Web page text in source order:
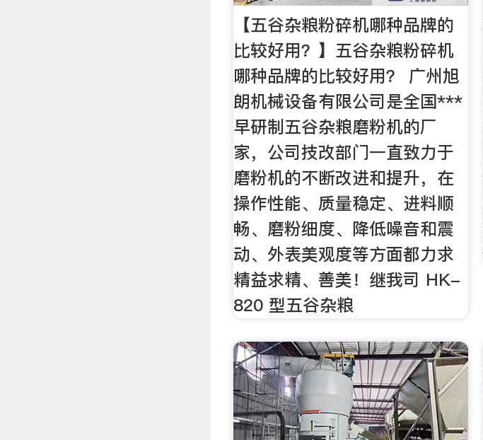
【五谷杂粮粉碎机哪种品牌的
比较好用？】五谷杂粮粉碎机
哪种品牌的比较好用？ 广州旭
朗机械设备有限公司是全国***
早研制五谷杂粮磨粉机的厂
家，公司技改部门一直致力于
磨粉机的不断改进和提升，在
操作性能、质量稳定、进料顺
畅、磨粉细度、降低噪音和震
动、外表美观度等方面都力求
精益求精、善美！继我司 HK-
820 型五谷杂粮